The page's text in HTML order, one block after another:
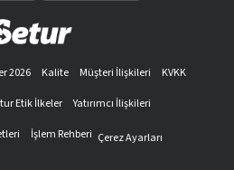
2026 Kalite Müşteri İlişkileri
KVKK
Etik İlkeler
Yatırımcı İlişkileri
İşlem Rehberi Çerez Ayarları